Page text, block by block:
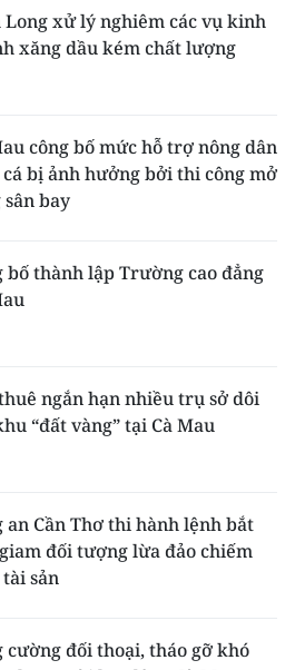
Long xử lý nghiêm các vụ kinh
xăng dầu kém chất lượng
công bố mức hỗ trợ nông dân
bị ảnh hưởng bởi thi công mở
bay
bố thành lập Trường cao đẳng
ngắn hạn nhiều trụ sở dôi
“đất vàng” tại Cà Mau
an Cần Thơ thi hành lệnh bắt
đối tượng lừa đảo chiếm
sản
cường đối thoại, tháo gỡ khó